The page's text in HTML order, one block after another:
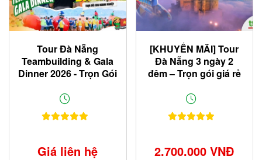
Tour Đà Nẵng
Teambuilding & Gala
Dinner 2026 - Trọn Gói
Giá liên hệ
[KHUYẾN MÃI] Tour
Đà Nẵng 3 ngày 2
đêm – Trọn gói giá rẻ
2.700.000 VNĐ